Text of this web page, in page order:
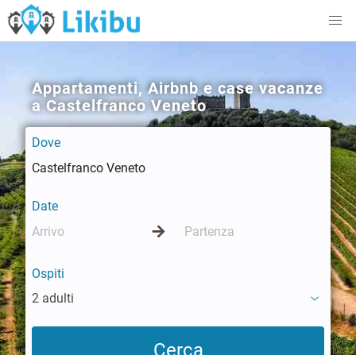
Appartamenti, Airbnb e case vacanze
a Castelfranco Veneto
Dove
Date
Ospiti
2 adulti